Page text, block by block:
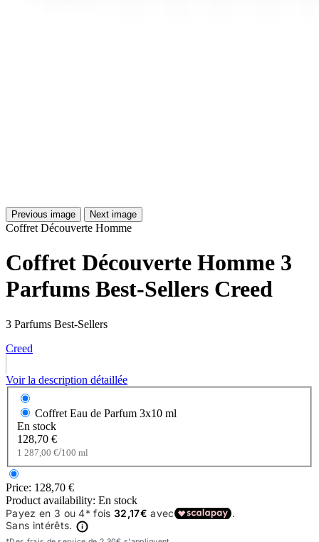
Previous image Next image
Coffret Découverte Homme
Coffret Découverte Homme 3
Parfums Best-Sellers Creed
3 Parfums Best-Sellers
Creed
Voir la description détaillée
Coffret Eau de Parfum 3x10 ml
En stock
128,70 €
1 287,00 €/100 ml
Price: 128,70 €
Product availability: En stock